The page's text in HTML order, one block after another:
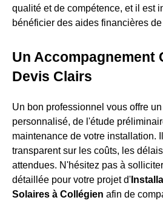
qualité et de compétence, et il est
bénéficier des aides financières
Un Accompagnement
Devis Clairs
Un bon professionnel vous offre
personnalisé, de l'étude
maintenance de votre installation.
transparent sur les coûts, les
attendues. N'hésitez pas à
détaillée pour votre projet d'
Solaires à Collégien afin de